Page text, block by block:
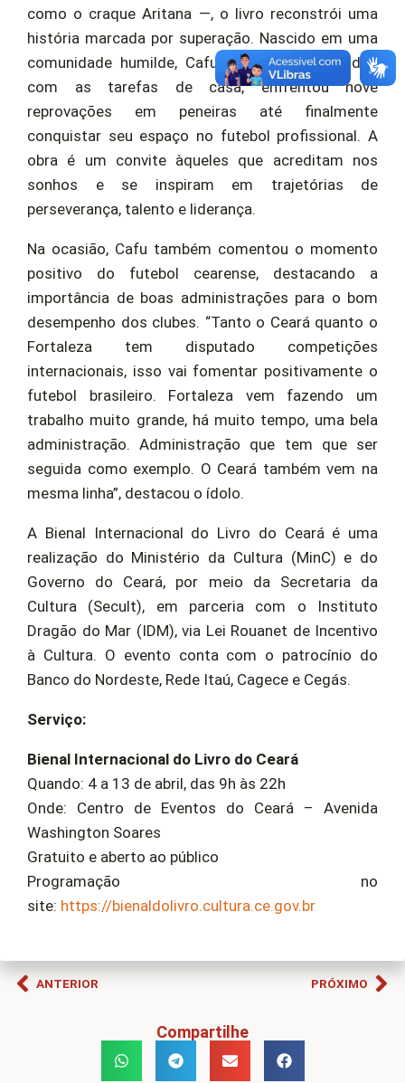
como o craque Aritana —, o livro reconstrói uma
história marcada por superação. Nascido em uma
comunidade humilde, Cafu conciliou os estudos
com as tarefas de casa, enfrentou nove
reprovações em peneiras até finalmente
conquistar seu espaço no futebol profissional. A
obra é um convite àqueles que acreditam nos
sonhos e se inspiram em trajetórias de
perseverança, talento e liderança.
Na ocasião, Cafu também comentou o momento
positivo do futebol cearense, destacando a
importância de boas administrações para o bom
desempenho dos clubes. “Tanto o Ceará quanto o
Fortaleza tem disputado competições
internacionais, isso vai fomentar positivamente o
futebol brasileiro. Fortaleza vem fazendo um
trabalho muito grande, há muito tempo, uma bela
administração. Administração que tem que ser
seguida como exemplo. O Ceará também vem na
mesma linha”, destacou o ídolo.
A Bienal Internacional do Livro do Ceará é uma
realização do Ministério da Cultura (MinC) e do
Governo do Ceará, por meio da Secretaria da
Cultura (Secult), em parceria com o Instituto
Dragão do Mar (IDM), via Lei Rouanet de Incentivo
à Cultura. O evento conta com o patrocínio do
Banco do Nordeste, Rede Itaú, Cagece e Cegás.
Serviço:
Bienal Internacional do Livro do Ceará
Quando: 4 a 13 de abril, das 9h às 22h
Onde: Centro de Eventos do Ceará – Avenida
Washington Soares
Gratuito e aberto ao público
Programação no
site: https://bienaldolivro.cultura.ce.gov.br
ANTERIOR PRÓXIMO
Compartilhe